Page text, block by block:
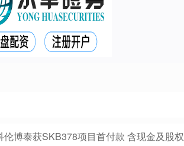
博泰获SKB378项目首付款 含现金及股权